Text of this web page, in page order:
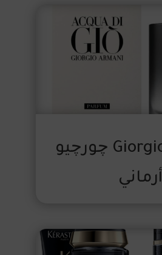
Giorgio Armani چورچيو
أرماني